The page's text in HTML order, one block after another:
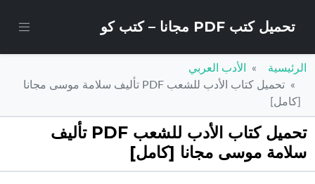
تحميل كتب PDF مجانا – كتب كو
الرئيسية
الأدب العربي
تحميل كتاب الأدب للشعب PDF تأليف سلامة موسى مجانا
[كامل]
تحميل كتاب الأدب للشعب PDF تأليف
سلامة موسى مجانا [كامل]